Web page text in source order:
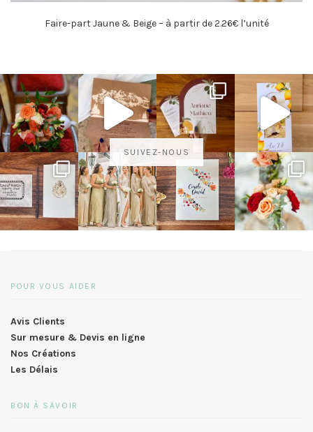
Faire-part Jaune & Beige – à partir de 2.26€ l’unité
SUIVEZ-NOUS
POUR VOUS AIDER
Avis Clients
Sur mesure & Devis en ligne
Nos Créations
Les Délais
BON À SAVOIR